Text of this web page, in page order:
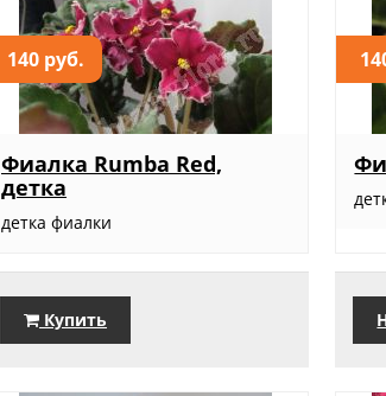
140 руб.
Фиалка Rumba Red,
детка
детка фиалки
Купить